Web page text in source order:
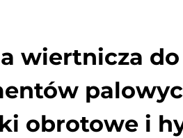
wiertnicza do
obrotowe i